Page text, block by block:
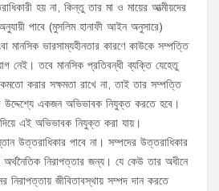
হয় না, কিন্তু তার মা ও মায়ের আত্মীয়দের
পাবে (মুসলিম হানাফী আইন অনুসারে)
মানসিক ভারসাম্যহীনতার কারণে কাউকে সম্পত্তি
নেই। তবে মানসিক প্রতিবন্ধী ব্যক্তি যেহেতু
করার সক্ষমতা রাখে না, তাই তার সম্পত্তি
উদ্দেশ্যে একজন অভিভাবক নিযুক্ত করতে হবে।
এই অভিভাবক নিযুক্ত করা যায়।
উত্তরাধিকার পাবে না। সম্পদের উত্তরাধিকার
নিরাপত্তার জন্য। যে কেউ তার অধীনে
নিরাপত্তায় জীবিতাবস্থায় সম্পদ দান করতে